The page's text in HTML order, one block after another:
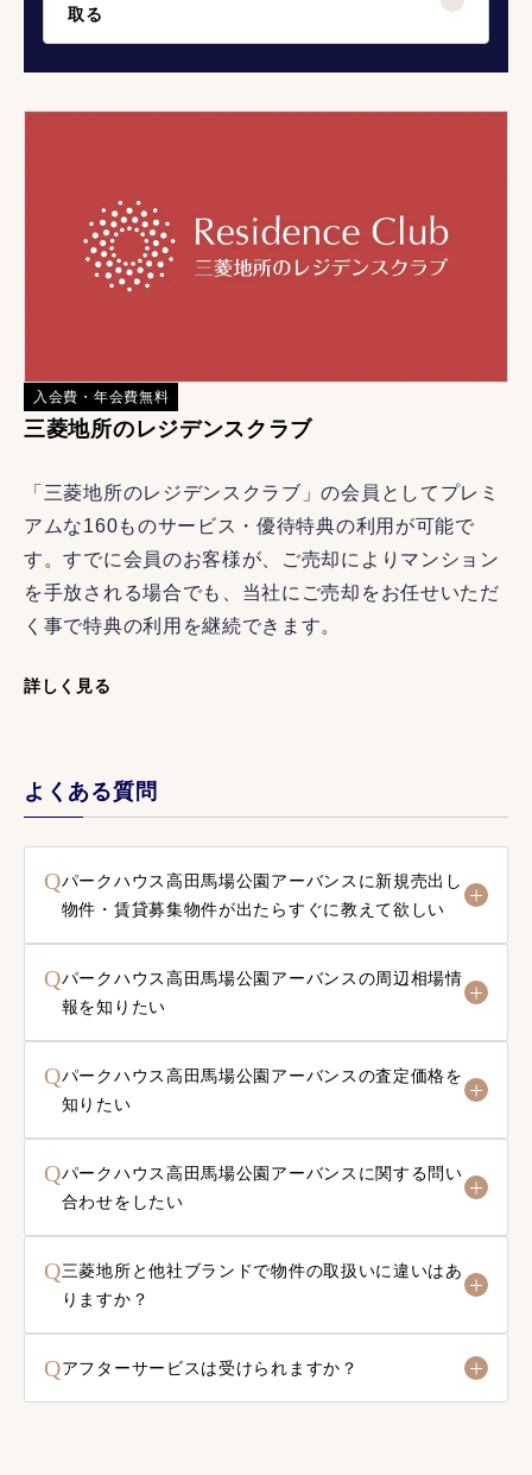
取る
入会費・年会費無料
三菱地所のレジデンスクラブ
「三菱地所のレジデンスクラブ」の会員としてプレミ
アムな160ものサービス・優待特典の利用が可能で
す。すでに会員のお客様が、ご売却によりマンション
を手放される場合でも、当社にご売却をお任せいただ
く事で特典の利用を継続できます。
詳しく見る
よくある質問
Qパークハウス高田馬場公園アーバンスに新規売出し
物件・賃貸募集物件が出たらすぐに教えて欲しい
Qパークハウス高田馬場公園アーバンスの周辺相場情
報を知りたい
Qパークハウス高田馬場公園アーバンスの査定価格を
知りたい
Qパークハウス高田馬場公園アーバンスに関する問い
合わせをしたい
Q三菱地所と他社ブランドで物件の取扱いに違いはあ
りますか？
Qアフターサービスは受けられますか？